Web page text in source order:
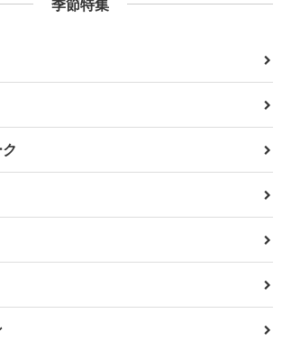
季節特集